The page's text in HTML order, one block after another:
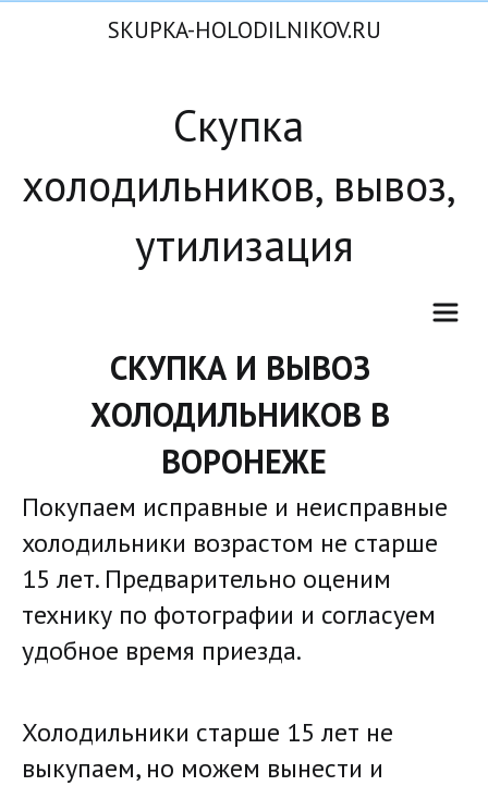
SKUPKA-HOLODILNIKOV.RU
Скупка
холодильников, вывоз,
утилизация
СКУПКА И ВЫВОЗ
ХОЛОДИЛЬНИКОВ В
ВОРОНЕЖЕ
Покупаем исправные и неисправные
холодильники возрастом не старше
15 лет. Предварительно оценим
технику по фотографии и согласуем
удобное время приезда.
Холодильники старше 15 лет не
выкупаем, но можем вынести и